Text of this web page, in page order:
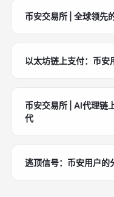
币安交易所 | 全球领先
以太坊链上支付：币安
币安交易所 | AI代理链
代
逃顶信号：币安用户的